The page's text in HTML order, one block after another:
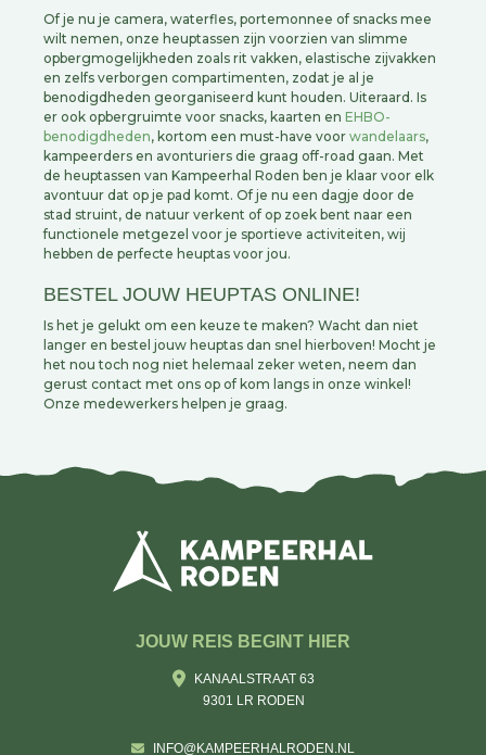
Of je nu je camera, waterfles, portemonnee of snacks mee
wilt nemen, onze heuptassen zijn voorzien van slimme
opbergmogelijkheden zoals rit vakken, elastische zijvakken
en zelfs verborgen compartimenten, zodat je al je
benodigdheden georganiseerd kunt houden. Uiteraard. Is
er ook opbergruimte voor snacks, kaarten en EHBO-
benodigdheden, kortom een must-have voor wandelaars,
kampeerders en avonturiers die graag off-road gaan. Met
de heuptassen van Kampeerhal Roden ben je klaar voor elk
avontuur dat op je pad komt. Of je nu een dagje door de
stad struint, de natuur verkent of op zoek bent naar een
functionele metgezel voor je sportieve activiteiten, wij
hebben de perfecte heuptas voor jou.
BESTEL JOUW HEUPTAS ONLINE!
Is het je gelukt om een keuze te maken? Wacht dan niet
langer en bestel jouw heuptas dan snel hierboven! Mocht je
het nou toch nog niet helemaal zeker weten, neem dan
gerust contact met ons op of kom langs in onze winkel!
Onze medewerkers helpen je graag.
JOUW REIS BEGINT HIER
KANAALSTRAAT 63
9301 LR RODEN
INFO@KAMPEERHALRODEN.NL